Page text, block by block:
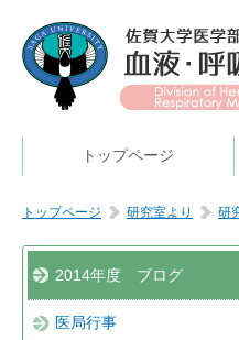
トップページ
トップページ 研究室より 研
2014年度 ブログ
医局行事